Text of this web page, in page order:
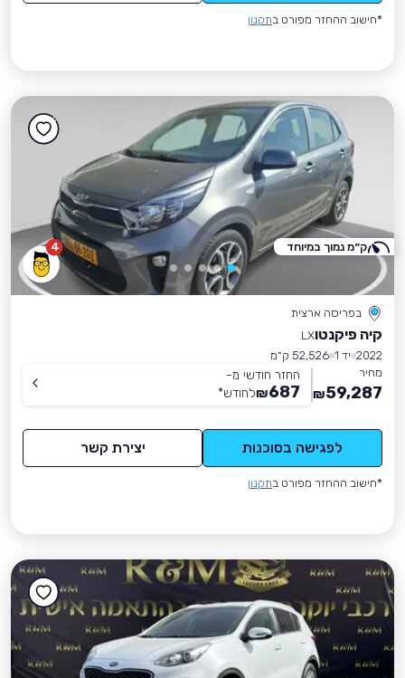
*חישוב ההחזר מפורט בתקנון
4
בפריסה ארצית
קיה פיקנטוLX
2022 יד 1
52,526 ק״מ
מחיר
59,287
₪
החזר חודשי מ-
687
₪לחודש*
לפגישה בסוכנות יצירת קשר
*חישוב ההחזר מפורט בתקנון
ק״מ נמוך במיוחד